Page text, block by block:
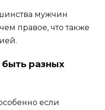
мужчин
правое, что также
разных
если